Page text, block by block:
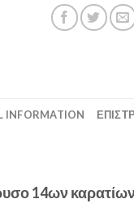
INFORMATION
14ων